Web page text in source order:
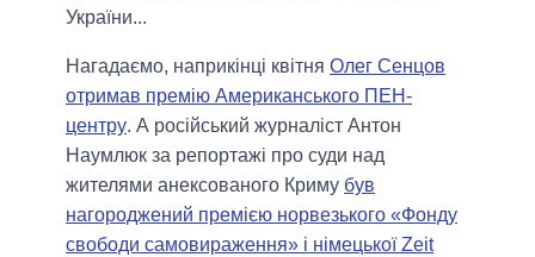
України...
Нагадаємо, наприкінці квітня Олег Сенцов
отримав премію Американського ПЕН-
центру. А російський журналіст Антон
Наумлюк за репортажі про суди над
жителями анексованого Криму був
нагороджений премією норвезького «Фонду
свободи самовираження» і німецької Zeit